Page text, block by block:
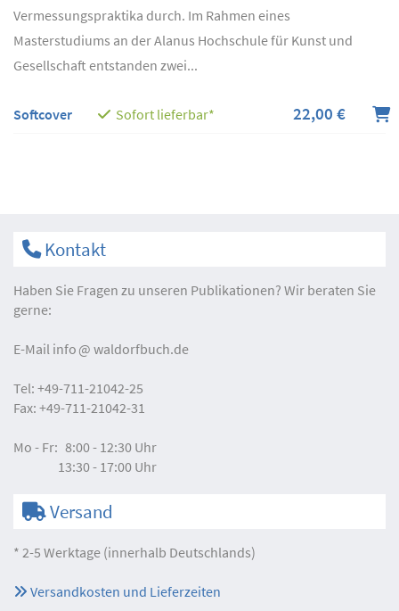
Vermessungspraktika durch. Im Rahmen eines
Masterstudiums an der Alanus Hochschule für Kunst und
Gesellschaft entstanden zwei...
Softcover Sofort lieferbar* 22,00 €
Kontakt
Haben Sie Fragen zu unseren Publikationen? Wir beraten Sie
gerne:
E-Mail info waldorfbuch.de
Tel: +49-711-21042-25
Fax: +49-711-21042-31
Mo - Fr: 8:00 - 12:30 Uhr
13:30 - 17:00 Uhr
Versand
* 2-5 Werktage (innerhalb Deutschlands)
Versandkosten und Lieferzeiten